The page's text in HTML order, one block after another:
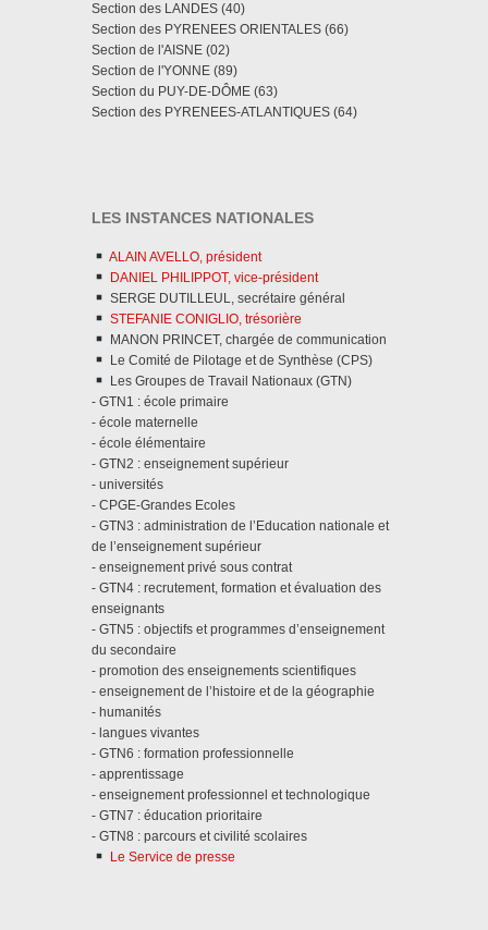
Section des LANDES (40)
Section des PYRENEES ORIENTALES (66)
Section de l'AISNE (02)
Section de l'YONNE (89)
Section du PUY-DE-DÔME (63)
Section des PYRENEES-ATLANTIQUES (64)
LES INSTANCES NATIONALES
ALAIN AVELLO, président
DANIEL PHILIPPOT, vice-président
SERGE DUTILLEUL, secrétaire général
STEFANIE CONIGLIO, trésorière
MANON PRINCET, chargée de communication
Le Comité de Pilotage et de Synthèse (CPS)
Les Groupes de Travail Nationaux (GTN)
- GTN1 : école primaire
- école maternelle
- école élémentaire
- GTN2 : enseignement supérieur
- universités
- CPGE-Grandes Ecoles
- GTN3 : administration de l’Education nationale et
de l’enseignement supérieur
- enseignement privé sous contrat
- GTN4 : recrutement, formation et évaluation des
enseignants
- GTN5 : objectifs et programmes d’enseignement
du secondaire
- promotion des enseignements scientifiques
- enseignement de l’histoire et de la géographie
- humanités
- langues vivantes
- GTN6 : formation professionnelle
- apprentissage
- enseignement professionnel et technologique
- GTN7 : éducation prioritaire
- GTN8 : parcours et civilité scolaires
Le Service de presse